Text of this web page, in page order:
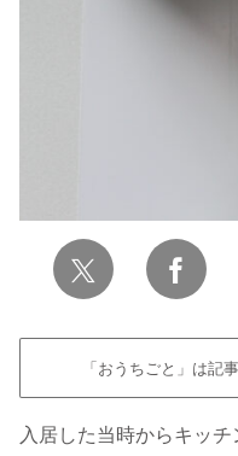
「おうちごと」は記
入居した当時からキッ